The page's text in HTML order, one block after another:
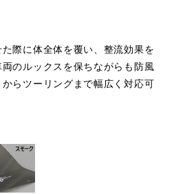
際に体全体を覆い、整流効果を
のルックスを保ちながらも防風
らツーリングまで幅広く対応可